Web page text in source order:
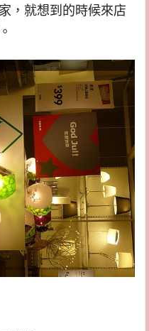
，就想到的時候來店